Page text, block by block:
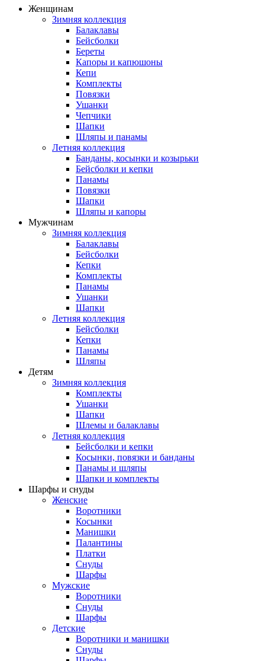
Женщинам
Зимняя коллекция
Балаклавы
Бейсболки
Береты
Капоры и капюшоны
Кепи
Комплекты
Повязки
Ушанки
Чепчики
Шапки
Шляпы и панамы
Летняя коллекция
Банданы, косынки и козырьки
Бейсболки и кепки
Панамы
Повязки
Шапки
Шляпы и капоры
Мужчинам
Зимняя коллекция
Балаклавы
Бейсболки
Кепки
Комплекты
Панамы
Ушанки
Шапки
Летняя коллекция
Бейсболки
Кепки
Панамы
Шляпы
Детям
Зимняя коллекция
Комплекты
Ушанки
Шапки
Шлемы и балаклавы
Летняя коллекция
Бейсболки и кепки
Косынки, повязки и банданы
Панамы и шляпы
Шапки и комплекты
Шарфы и снуды
Женские
Воротники
Косынки
Манишки
Палантины
Платки
Снуды
Шарфы
Мужские
Воротники
Снуды
Шарфы
Детские
Воротники и манишки
Снуды